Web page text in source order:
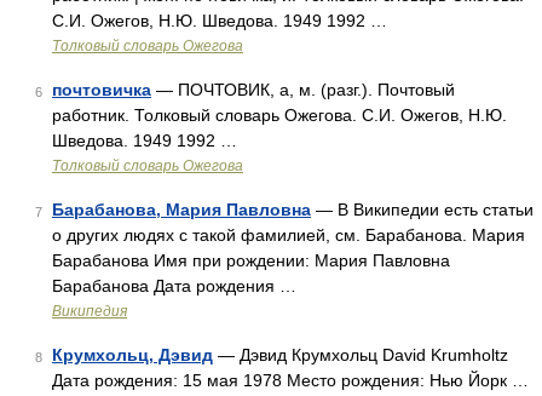
С.И. Ожегов, Н.Ю. Шведова. 1949 1992 …
Толковый словарь Ожегова
6 почтовичка — ПОЧТОВИК, а, м. (разг.). Почтовый
работник. Толковый словарь Ожегова. С.И. Ожегов, Н.Ю.
Шведова. 1949 1992 …
Толковый словарь Ожегова
7 Барабанова, Мария Павловна — В Википедии есть статьи
о других людях с такой фамилией, см. Барабанова. Мария
Барабанова Имя при рождении: Мария Павловна
Барабанова Дата рождения …
Википедия
8 Крумхольц, Дэвид — Дэвид Крумхольц David Krumholtz
Дата рождения: 15 мая 1978 Место рождения: Нью Йорк …